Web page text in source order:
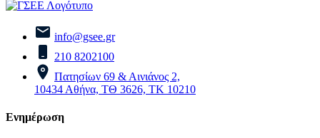
info@gsee.gr
210 8202100
Πατησίων 69 & Αινιάνος 2,
10434 Αθήνα, ΤΘ 3626, ΤΚ 10210
Ενημέρωση